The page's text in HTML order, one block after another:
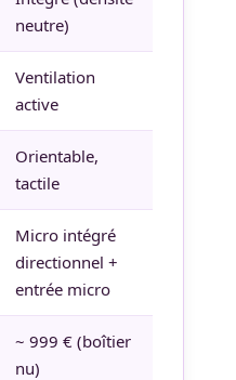
neutre)
Ventilation
active
Orientable,
tactile
Micro intégré
directionnel +
entrée micro
~ 999 € (boîtier
nu)